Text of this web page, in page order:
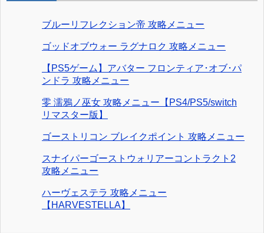
ブルーリフレクション帝 攻略メニュー
ゴッドオブウォー ラグナロク 攻略メニュー
【PS5ゲーム】アバター フロンティア･オブ･パ
ンドラ 攻略メニュー
零 濡鴉ノ巫女 攻略メニュー【PS4/PS5/switch
リマスター版】
ゴーストリコン ブレイクポイント 攻略メニュー
スナイパーゴーストウォリアーコントラクト2
攻略メニュー
ハーヴェステラ 攻略メニュー
【HARVESTELLA】